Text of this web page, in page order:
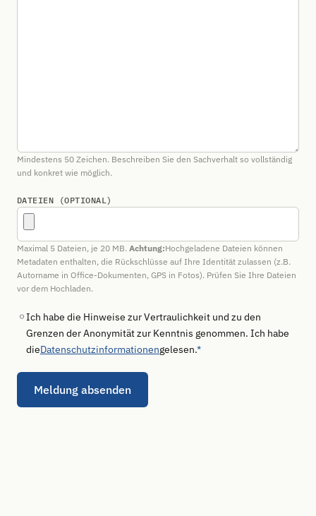
Mindestens 50 Zeichen. Beschreiben Sie den Sachverhalt so vollständig
und konkret wie möglich.
DATEIEN (OPTIONAL)
Maximal 5 Dateien, je 20 MB. Achtung:Hochgeladene Dateien können
Metadaten enthalten, die Rückschlüsse auf Ihre Identität zulassen (z.B.
Autorname in Office-Dokumenten, GPS in Fotos). Prüfen Sie Ihre Dateien
vor dem Hochladen.
Ich habe die Hinweise zur Vertraulichkeit und zu den
Grenzen der Anonymität zur Kenntnis genommen. Ich habe
dieDatenschutzinformationengelesen.*
Meldung absenden